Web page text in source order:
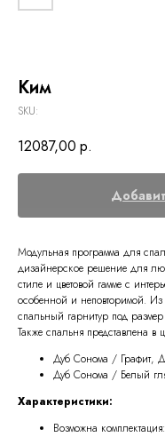
Ким
SKU:
12087,00 р.
Модульная программа для
дизайнерское решение для
стиле и цветовой гамме с
особенной и неповторимой. Из
спальный гарнитур под
Также спальня представлена в
Дуб Сонома / Графит,
Дуб Сонома / Белый
Характеристики:
Возможна комплектация: